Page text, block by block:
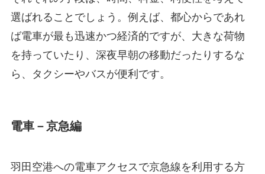
選ばれることでしょう。例えば、都心からであれ
ば電車が最も迅速かつ経済的ですが、大きな荷物
を持っていたり、深夜早朝の移動だったりするな
ら、タクシーやバスが便利です。
電車－京急編
羽田空港への電車アクセスで京急線を利用する方